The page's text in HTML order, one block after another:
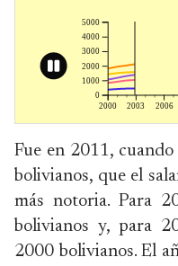
Fue en 2011,
bolivianos, que el
más notoria. Para
bolivianos y, para
2000 bolivianos. El